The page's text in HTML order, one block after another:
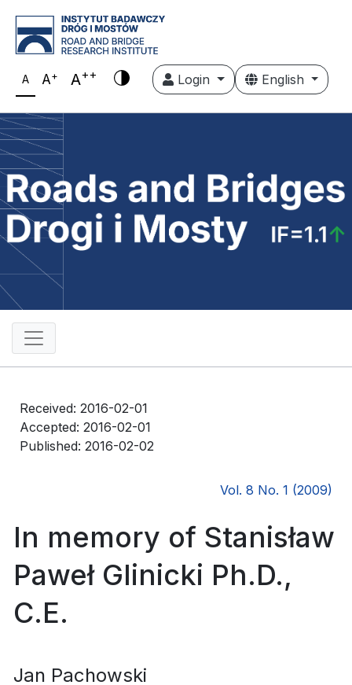
A A+ A++ Login English
Received: 2016-02-01
Accepted: 2016-02-01
Published: 2016-02-02
Vol. 8 No. 1 (2009)
In memory of Stanisław
Paweł Glinicki Ph.D.,
C.E.
Jan Pachowski